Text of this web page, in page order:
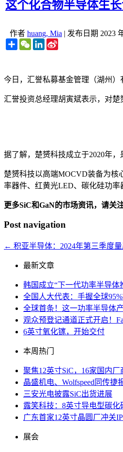
这个化合物半导体生
作者 huang, Mia | 发布日期 2023
ShareWeChatLinkedIn
今日，汇誉私募基金管理（湖州）
汇誉投资总经理胡寅斌表示，对
据了解，楚赟科技成立于2020年
楚赟科技以高端MOCVD装备为核
率器件、红黄光LED、碳化硅功率
更多SiC和GaN的市场资讯，请关
Post navigation
← 积亚半导体：2024年第三季度量
最新文章
韩国成立“下一代功率半导体
全国人大代表：手握全球
全球首条！这一功率半导体
观众预登记通道正式开启！
6英寸氧化镓，开始交付
本周热门
聚焦12英寸SiC，16家国内厂
晶盛机电、Wolfspeed同传
三安光电披露SiC出货进展
露笑科技：8英寸导电型碳
广东首家12英寸晶圆厂冲关
展会